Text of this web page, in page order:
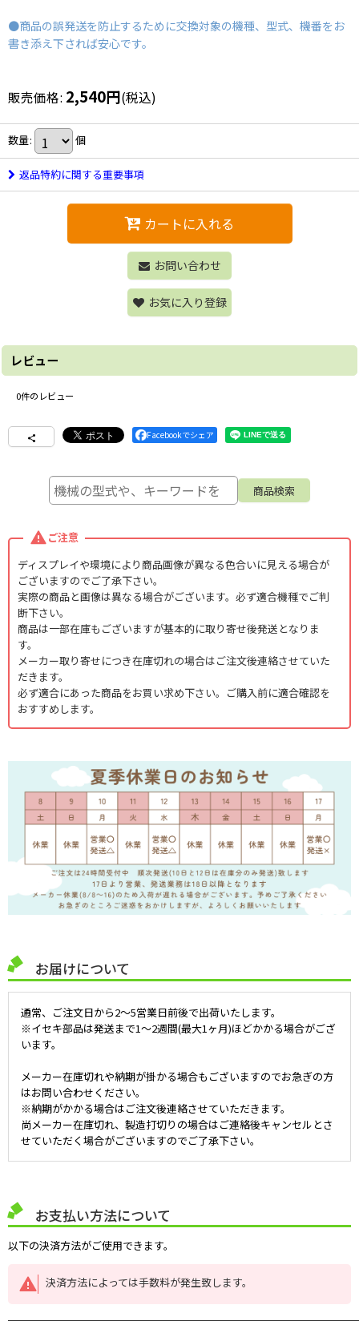
●商品の誤発送を防止するために交換対象の機種、型式、機番をお
書き添え下されば安心です。
販売価格: 2,540円(税込)
数量: 個
返品特約に関する重要事項
カートに入れる
お問い合わせ
お気に入り登録
レビュー
0件のレビュー
Facebookでシェア
ご注意
ディスプレイや環境により商品画像が異なる色合いに見える場合が
ございますのでご了承下さい。
実際の商品と画像は異なる場合がございます。必ず適合機種でご判
断下さい。
商品は一部在庫もございますが基本的に取り寄せ後発送となりま
す。
メーカー取り寄せにつき在庫切れの場合はご注文後連絡させていた
だきます。
必ず適合にあった商品をお買い求め下さい。ご購入前に適合確認を
おすすめします。
お届けについて
通常、ご注文日から2～5営業日前後で出荷いたします。
※イセキ部品は発送まで1～2週間(最大1ヶ月)ほどかかる場合がござ
います。
メーカー在庫切れや納期が掛かる場合もございますのでお急ぎの方
はお問い合わせください。
※納期がかかる場合はご注文後連絡させていただきます。
尚メーカー在庫切れ、製造打切りの場合はご連絡後キャンセルとさ
せていただく場合がございますのでご了承下さい。
お支払い方法について
以下の決済方法がご使用できます。
決済方法によっては手数料が発生致します。